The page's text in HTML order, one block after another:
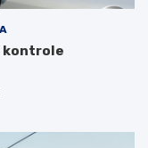
kontrole